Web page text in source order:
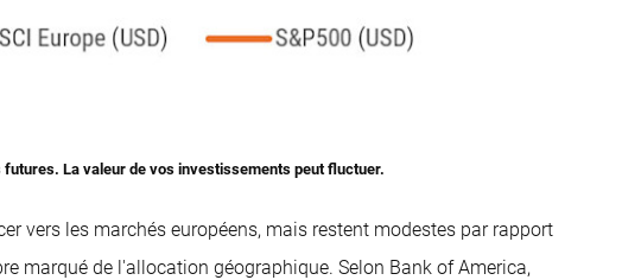
La valeur de vos investissements peut fluctuer.
vers les marchés européens, mais restent modestes par rapport
marqué de l'allocation géographique. Selon Bank of America,